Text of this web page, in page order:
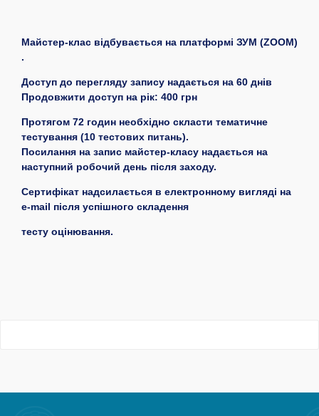
Майстер-клас відбувається на платформі ЗУМ (ZOOM)
.
Доступ до перегляду запису надається на 60 днів
Продовжити доступ на рік: 400 грн
Протягом 72 годин необхідно скласти тематичне
тестування (10 тестових питань).
Посилання на запис майстер-класу надається на
наступний робочий день після заходу.
Сертифікат надсилається в електронному вигляді на
e-mail після успішного складення
тесту оцінювання.